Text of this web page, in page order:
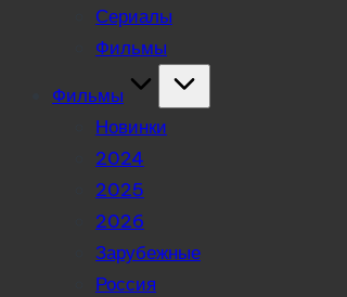
Сериалы
Фильмы
Фильмы
Новинки
2024
2025
2026
Зарубежные
Россия